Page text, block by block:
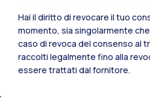
Residenze
Hai il diritto di revocare il tuo
momento, sia singolarmente
caso di revoca del consenso al
raccolti legalmente fino alla
essere trattati dal fornitore.